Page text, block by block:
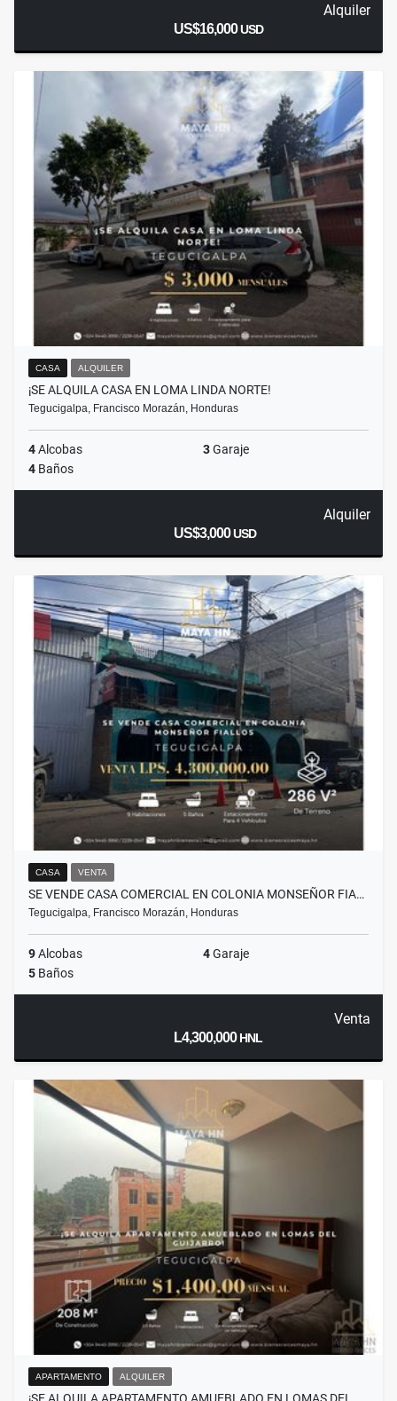
Alquiler
US$16,000USD
CASA ALQUILER
¡SE ALQUILA CASA EN LOMA LINDA NORTE!
Tegucigalpa, Francisco Morazán, Honduras
4Alcobas 3Garaje
4 Baños
Alquiler
US$3,000USD
CASA VENTA
SE VENDE CASA COMERCIAL EN COLONIA MONSEÑOR FIA…
Tegucigalpa, Francisco Morazán, Honduras
9Alcobas 4Garaje
5 Baños
Venta
L4,300,000HNL
APARTAMENTO ALQUILER